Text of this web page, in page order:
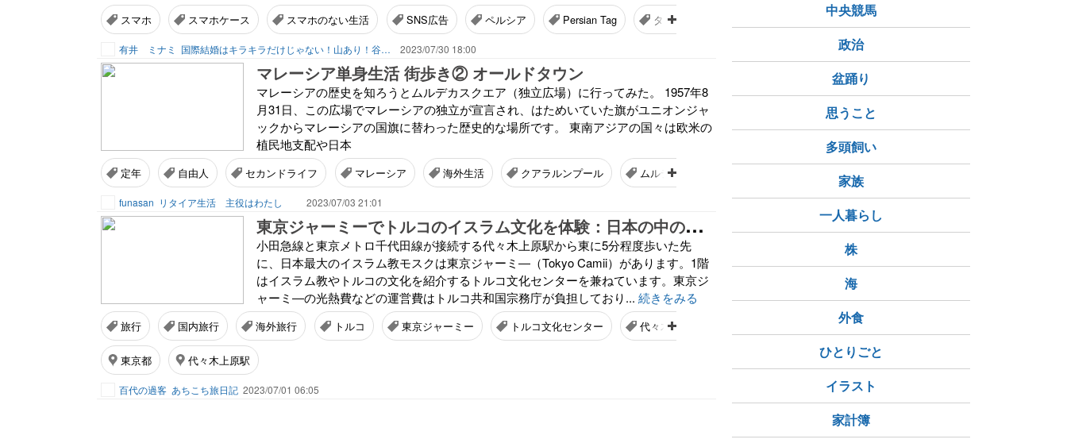
スマホ スマホケース スマホのない生活 SNS広告 ペルシア Persian Tag タイル画
有井 ミナミ 国際結婚はキラキラだけじゃない！山あり！谷あり！闇もある！？ 2023/07/30 18:00
マレーシア単身生活 街歩き② オールドタウン
マレーシアの歴史を知ろうとムルデカスクエア（独立広場）に行ってみた。 1957年8
月31日、この広場でマレーシアの独立が宣言され、はためいていた旗がユニオンジャ
ックからマレーシアの国旗に替わった歴史的な場所です。 東南アジアの国々は欧米の
植民地支配や日本
定年 自由人 セカンドライフ マレーシア 海外生活 クアラルンプール ムルデカスクエア
funasan リタイア生活 主役はわたし 2023/07/03 21:01
東
京ジャーミーでトルコのイスラム文化を体験：日本の中の外国⑫
小田急線と東京メトロ千代田線が接続する代々木上原駅から東に5分程度歩いた先
に、日本最大のイスラム教モスクは東京ジャーミ―（Tokyo Camii）があります。1階
はイスラム教やトルコの文化を紹介するトルコ文化センターを兼ねています。東京ジ
ャーミ―の光熱費などの運営費はトルコ共和国宗務庁が負担しており... 続きをみる
旅行 国内旅行 海外旅行 トルコ 東京ジャーミー トルコ文化センター 代々木上原
東京都 代々木上原駅
百代の過客 あちこち旅日記 2023/07/01 06:05
中央競馬
政治
盆踊り
思うこと
多頭飼い
家族
一人暮らし
株
海
外食
ひとりごと
イラスト
家計簿